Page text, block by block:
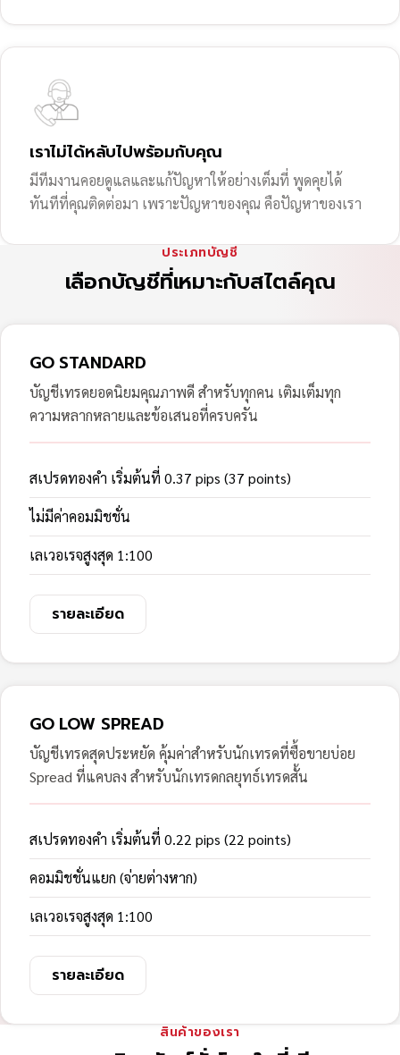
เราไม่ได้หลับไปพร้อมกับคุณ
มีทีมงานคอยดูแลและแก้ปัญหาให้อย่างเต็มที่ พูดคุยได้
ทันทีที่คุณติดต่อมา เพราะปัญหาของคุณ คือปัญหาของเรา
ประเภทบัญชี
เลือกบัญชีที่เหมาะกับสไตล์คุณ
GO STANDARD
บัญชีเทรดยอดนิยมคุณภาพดี สำหรับทุกคน เติมเต็มทุก
ความหลากหลายและข้อเสนอที่ครบครัน
สเปรดทองคำ เริ่มต้นที่ 0.37 pips (37 points)
ไม่มีค่าคอมมิชชั่น
เลเวอเรจสูงสุด 1:100
รายละเอียด
GO LOW SPREAD
บัญชีเทรดสุดประหยัด คุ้มค่าสำหรับนักเทรดที่ซื้อขายบ่อย
Spread ที่แคบลง สำหรับนักเทรดกลยุทธ์เทรดสั้น
สเปรดทองคำ เริ่มต้นที่ 0.22 pips (22 points)
คอมมิชชั่นแยก (จ่ายต่างหาก)
เลเวอเรจสูงสุด 1:100
รายละเอียด
สินค้าของเรา